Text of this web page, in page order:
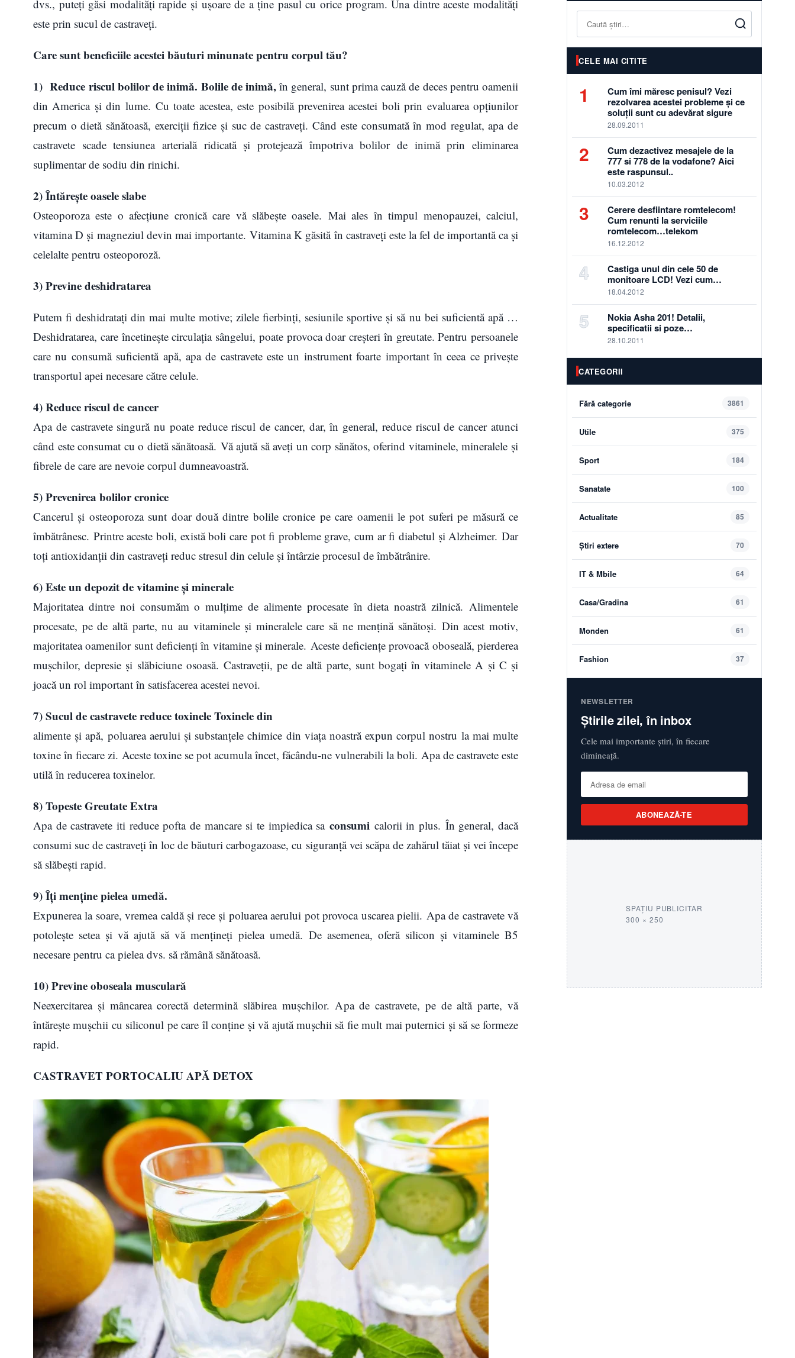
dvs., puteți găsi modalități rapide și ușoare de a ține pasul cu orice program. Una dintre aceste modalități
este prin sucul de castraveți.
Care sunt beneficiile acestei băuturi minunate pentru corpul tău?
1) Reduce riscul bolilor de inimă. Bolile de inimă, în general, sunt prima cauză de deces pentru oamenii
din America și din lume. Cu toate acestea, este posibilă prevenirea acestei boli prin evaluarea opțiunilor
precum o dietă sănătoasă, exerciții fizice și suc de castraveți. Când este consumată în mod regulat, apa de
castravete scade tensiunea arterială ridicată și protejează împotriva bolilor de inimă prin eliminarea
suplimentar de sodiu din rinichi.
2) Întărește oasele slabe
Osteoporoza este o afecțiune cronică care vă slăbește oasele. Mai ales în timpul menopauzei, calciul,
vitamina D și magneziul devin mai importante. Vitamina K găsită în castraveți este la fel de importantă ca și
celelalte pentru osteoporoză.
3) Previne deshidratarea
Putem fi deshidratați din mai multe motive; zilele fierbinți, sesiunile sportive și să nu bei suficientă apă …
Deshidratarea, care încetinește circulația sângelui, poate provoca doar creșteri în greutate. Pentru persoanele
care nu consumă suficientă apă, apa de castravete este un instrument foarte important în ceea ce privește
transportul apei necesare către celule.
4) Reduce riscul de cancer
Apa de castravete singură nu poate reduce riscul de cancer, dar, în general, reduce riscul de cancer atunci
când este consumat cu o dietă sănătoasă. Vă ajută să aveți un corp sănătos, oferind vitaminele, mineralele și
fibrele de care are nevoie corpul dumneavoastră.
5) Prevenirea bolilor cronice
Cancerul și osteoporoza sunt doar două dintre bolile cronice pe care oamenii le pot suferi pe măsură ce
îmbătrânesc. Printre aceste boli, există boli care pot fi probleme grave, cum ar fi diabetul și Alzheimer. Dar
toți antioxidanții din castraveți reduc stresul din celule și întârzie procesul de îmbătrânire.
6) Este un depozit de vitamine și minerale
Majoritatea dintre noi consumăm o mulțime de alimente procesate în dieta noastră zilnică. Alimentele
procesate, pe de altă parte, nu au vitaminele și mineralele care să ne mențină sănătoși. Din acest motiv,
majoritatea oamenilor sunt deficienți în vitamine și minerale. Aceste deficiențe provoacă oboseală, pierderea
mușchilor, depresie și slăbiciune osoasă. Castraveții, pe de altă parte, sunt bogați în vitaminele A și C și
joacă un rol important în satisfacerea acestei nevoi.
7) Sucul de castravete reduce toxinele Toxinele din
alimente și apă, poluarea aerului și substanțele chimice din viața noastră expun corpul nostru la mai multe
toxine în fiecare zi. Aceste toxine se pot acumula încet, făcându-ne vulnerabili la boli. Apa de castravete este
utilă în reducerea toxinelor.
8) Topeste Greutate Extra
Apa de castravete iti reduce pofta de mancare si te impiedica sa consumi calorii in plus. În general, dacă
consumi suc de castraveți în loc de băuturi carbogazoase, cu siguranță vei scăpa de zahărul tăiat și vei începe
să slăbești rapid.
9) Îți menține pielea umedă.
Expunerea la soare, vremea caldă și rece și poluarea aerului pot provoca uscarea pielii. Apa de castravete vă
potolește setea și vă ajută să vă mențineți pielea umedă. De asemenea, oferă silicon și vitaminele B5
necesare pentru ca pielea dvs. să rămână sănătoasă.
10) Previne oboseala musculară
Neexercitarea și mâncarea corectă determină slăbirea mușchilor. Apa de castravete, pe de altă parte, vă
întărește mușchii cu siliconul pe care îl conține și vă ajută mușchii să fie mult mai puternici și să se formeze
rapid.
CASTRAVET PORTOCALIU APĂ DETOX
CELE MAI CITITE
1
Cum îmi măresc penisul? Vezi
rezolvarea acestei probleme și ce
soluții sunt cu adevărat sigure
28.09.2011
2
Cum dezactivez mesajele de la
777 si 778 de la vodafone? Aici
este raspunsul..
10.03.2012
3
Cerere desfiintare romtelecom!
Cum renunti la serviciile
romtelecom…telekom
16.12.2012
4
Castiga unul din cele 50 de
monitoare LCD! Vezi cum…
18.04.2012
5
Nokia Asha 201! Detalii,
specificatii si poze…
28.10.2011
CATEGORII
Fără categorie 3861
Utile 375
Sport 184
Sanatate 100
Actualitate 85
Știri extere 70
IT & Mbile 64
Casa/Gradina 61
Monden 61
Fashion 37
NEWSLETTER
Știrile zilei, în inbox
Cele mai importante știri, în fiecare
dimineață.
ABONEAZĂ-TE
SPAȚIU PUBLICITAR
300 × 250